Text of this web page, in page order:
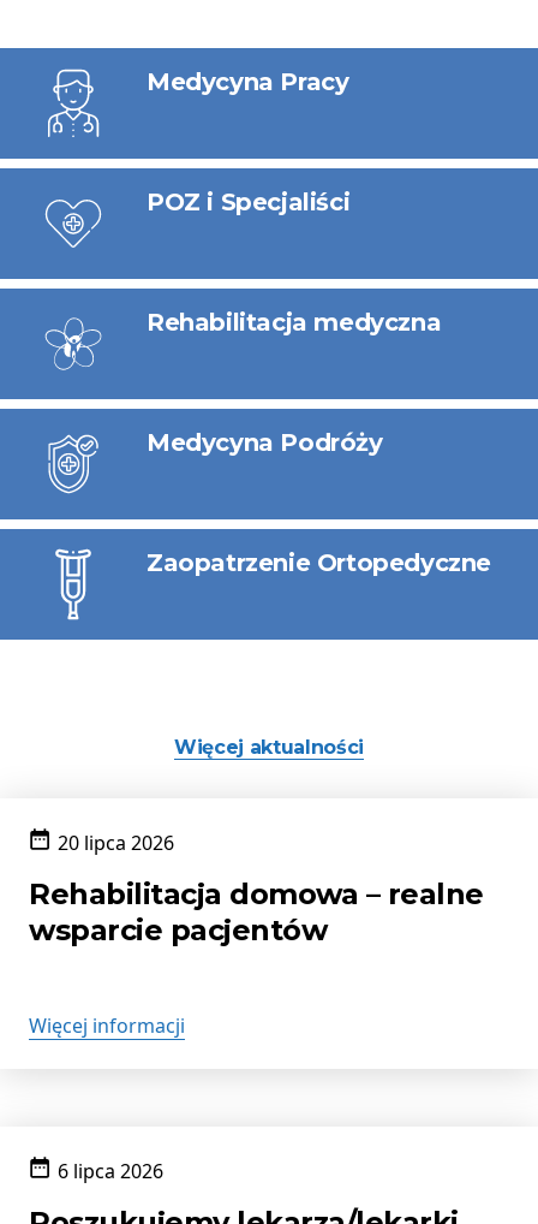
Usługi
Medycyna Pracy
POZ i Specjaliści
Rehabilitacja medyczna
Medycyna Podróży
Zaopatrzenie Ortopedyczne
Więcej aktualności
Data
publikacji:
20 lipca 2026
Rehabilitacja domowa – realne
wsparcie pacjentów
Więcej informacji
Data
publikacji:
6 lipca 2026